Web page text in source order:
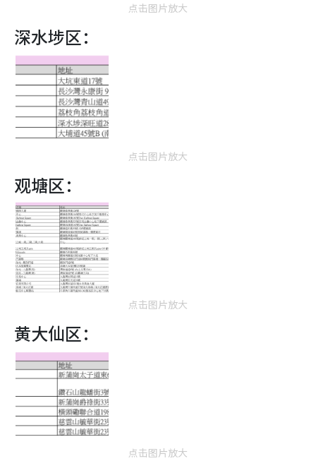
点击图片放大
深水埗区：
点击图片放大
观塘区：
点击图片放大
黄大仙区：
点击图片放大